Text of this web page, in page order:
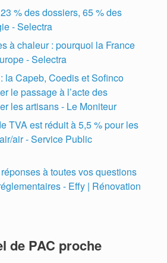
% des dossiers, 65 % des
- Selectra
à chaleur : pourquoi la France
- Selectra
la Capeb, Coedis et Sofinco
le passage à l’acte des
les artisans - Le Moniteur
TVA est réduit à 5,5 % pour les
air - Service Public
à toutes vos questions
- Effy | Rénovation
de PAC proche